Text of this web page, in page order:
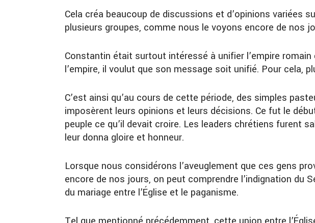
Cela créa beaucoup de discussions et d’opinions variées
plusieurs groupes, comme nous le voyons encore de nos
Constantin était surtout intéressé à unifier l’empire
l’empire, il voulut que son message soit unifié. Pour cela,
C’est ainsi qu’au cours de cette période, des simples
imposèrent leurs opinions et leurs décisions. Ce fut le
peuple ce qu’il devait croire. Les leaders chrétiens furent
leur donna gloire et honneur.
Lorsque nous considérons l’aveuglement que ces gens
encore de nos jours, on peut comprendre l’indignation du
du mariage entre l’Église et le paganisme.